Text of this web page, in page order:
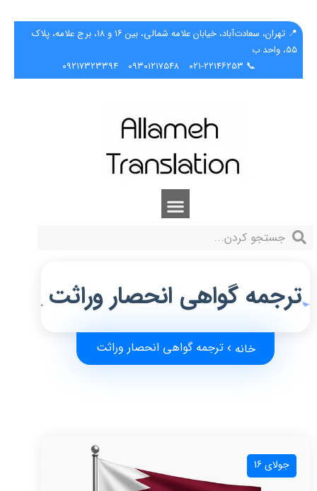
📍 تهران، سعادت‌آباد، خیابان علامه شمالی، بین ۱۶ و ۱۸، برج علامه، پلاک
۵۵، واحد ب
📞 ۰۲۱-۲۲۱۴۶۲۵۳
۰۹۳۰۱۲۱۷۵۴۸ ۰۹۲۱۷۳۲۳۳۹۴
ترجمه گواهی انحصار وراثت
خانه ترجمه گواهی انحصار وراثت
جولای 16